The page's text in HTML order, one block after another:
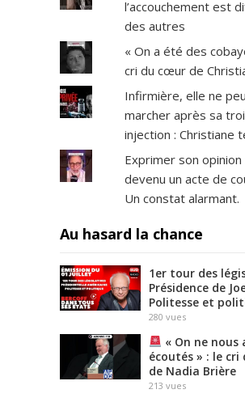
l’accouchement est
des autres
« On a été des
cri du cœur de
Infirmière, elle ne
marcher après sa
injection : Christiane
Exprimer son
devenu un acte de
Un constat alarmant.
Au hasard la chance
1er tour des
Présidence de
Politesse et
280 vues
« On ne nous
écoutés » : le
de Nadia Brière
213 vues